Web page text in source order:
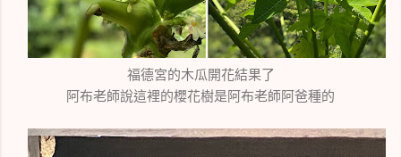
福德宮的木瓜開花結果了
阿布老師說這裡的櫻花樹是阿布老師阿爸種的